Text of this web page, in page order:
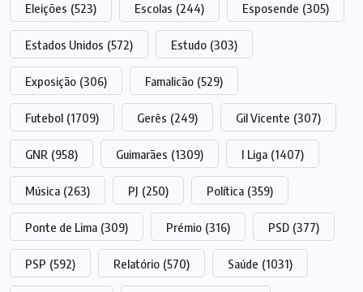
Eleições (523) Escolas (244) Esposende (305)
Estados Unidos (572) Estudo (303)
Exposição (306) Famalicão (529)
Futebol (1709) Gerês (249) Gil Vicente (307)
GNR (958) Guimarães (1309) I Liga (1407)
Música (263) PJ (250) Política (359)
Ponte de Lima (309) Prémio (316) PSD (377)
PSP (592) Relatório (570) Saúde (1031)